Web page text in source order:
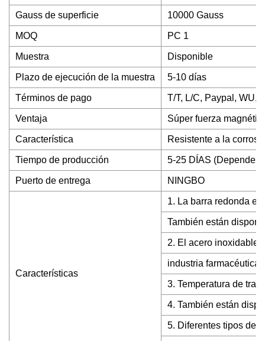
Gauss de superficie 10000 Gauss
MOQ PC 1
Muestra Disponible
Plazo de ejecución de la muestra 5-10 días
Términos de pago T/T, L/C, Paypal, WU,
Ventaja Súper fuerza
Característica Resistente a la
Tiempo de producción 5-25 DÍAS (Depende
Puerto de entrega NINGBO
Características
1. La barra redonda
También están
2. El acero inoxidable
industria farmacéutica.
3. Temperatura de
4. También están
5. Diferentes tipos de